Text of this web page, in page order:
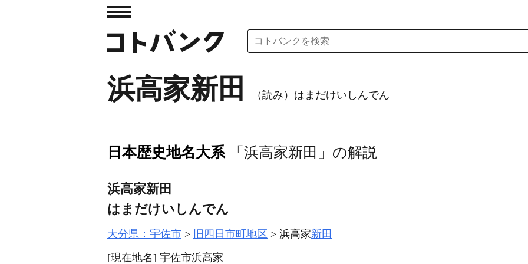
浜高家新田 （読み）はまだけいしんでん
日本歴史地名大系 「浜高家新田」の解説
浜高家新田
はまだけいしんでん
大分県：宇佐市 旧四日市町地区 浜高家新田
[現在地名] 宇佐市浜高家